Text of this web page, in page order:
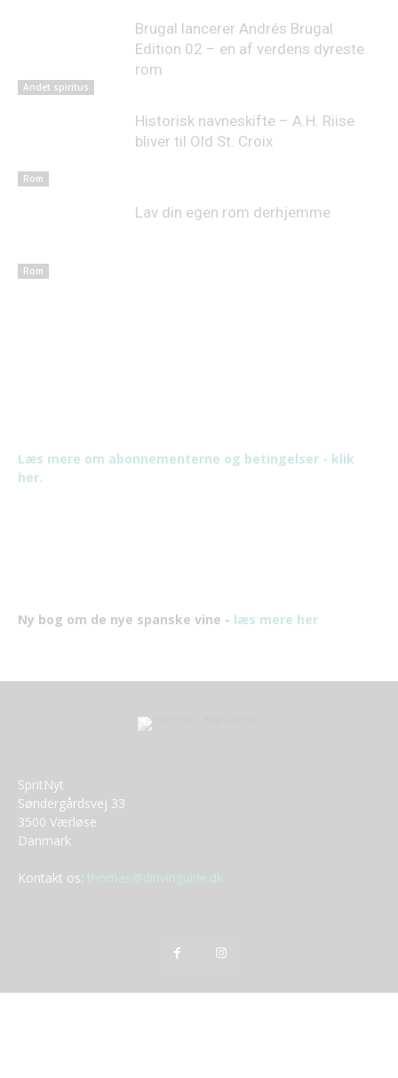
Andet spiritus
Brugal lancerer Andrés Brugal
Edition 02 – en af verdens dyreste
rom
Rom
Historisk navneskifte – A.H. Riise
bliver til Old St. Croix
Rom
Lav din egen rom derhjemme
Læs mere om abonnementerne og betingelser - klik
her.
Ny bog om de nye spanske vine - læs mere her
SpritNyt
Søndergårdsvej 33
3500 Værløse
Danmark
Kontakt os: